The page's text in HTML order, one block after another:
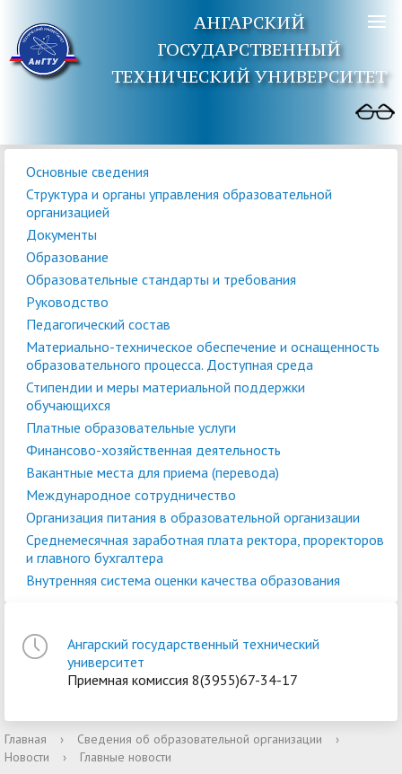
АНГАРСКИЙ
ГОСУДАРСТВЕННЫЙ
ТЕХНИЧЕСКИЙ УНИВЕРСИТЕТ
Основные сведения
Структура и органы управления образовательной
организацией
Документы
Образование
Образовательные стандарты и требования
Руководство
Педагогический состав
Материально-техническое обеспечение и оснащенность
образовательного процесса. Доступная среда
Стипендии и меры материальной поддержки
обучающихся
Платные образовательные услуги
Финансово-хозяйственная деятельность
Вакантные места для приема (перевода)
Международное сотрудничество
Организация питания в образовательной организации
Среднемесячная заработная плата ректора, проректоров
и главного бухгалтера
Внутренняя система оценки качества образования
Ангарский государственный технический
университет
Приемная комиссия 8(3955)67-34-17
Главная › Сведения об образовательной организации
›
Новости
› Главные новости